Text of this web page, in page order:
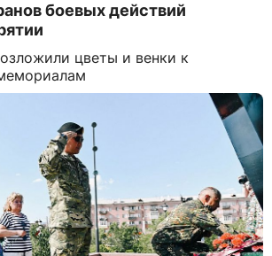
боевых действий
цветы и венки к